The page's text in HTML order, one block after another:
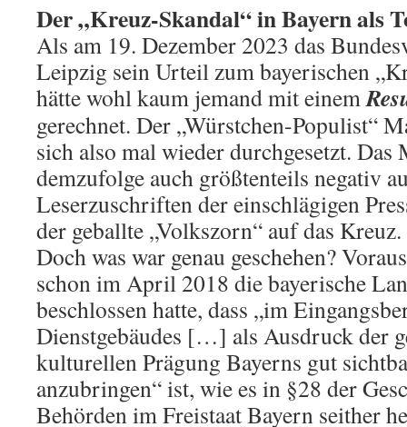
Der „Kreuz-Skandal“ in Bayern als
Als am 19. Dezember 2023 das
Leipzig sein Urteil zum bayerischen
hätte wohl kaum jemand mit einem
gerechnet. Der „Würstchen-Populist“
sich also mal wieder durchgesetzt. Das
demzufolge auch größtenteils negativ
Leserzuschriften der einschlägigen
der geballte „Volkszorn“ auf das Kreuz.
Doch was war genau geschehen?
schon im April 2018 die bayerische
beschlossen hatte, dass „im
Dienstgebäudes […] als Ausdruck der
kulturellen Prägung Bayerns gut
anzubringen“ ist, wie es in §28 der
Behörden im Freistaat Bayern seither